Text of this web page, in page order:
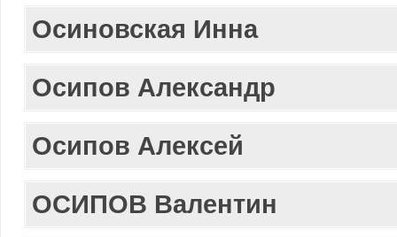
Осиновская Инна
Осипов Александр
Осипов Алексей
ОСИПОВ Валентин